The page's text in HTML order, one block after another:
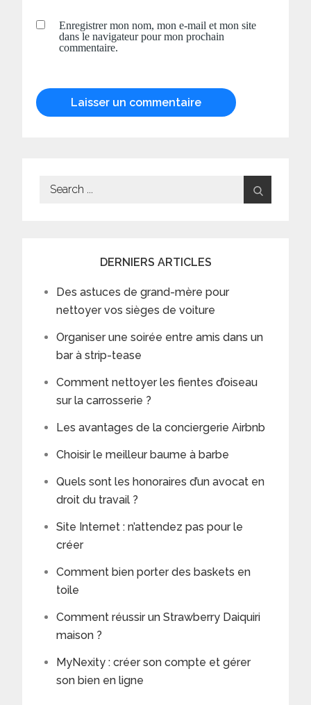
Enregistrer mon nom, mon e-mail et mon site
dans le navigateur pour mon prochain
commentaire.
Search
DERNIERS ARTICLES
Des astuces de grand-mère pour
nettoyer vos sièges de voiture
Organiser une soirée entre amis dans un
bar à strip-tease
Comment nettoyer les fientes d’oiseau
sur la carrosserie ?
Les avantages de la conciergerie Airbnb
Choisir le meilleur baume à barbe
Quels sont les honoraires d’un avocat en
droit du travail ?
Site Internet : n’attendez pas pour le
créer
Comment bien porter des baskets en
toile
Comment réussir un Strawberry Daiquiri
maison ?
MyNexity : créer son compte et gérer
son bien en ligne